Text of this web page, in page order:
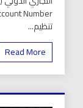
تنظيم...
Read More